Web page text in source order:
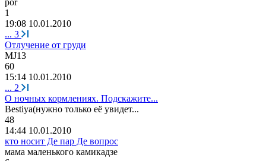
1
19:08 10.01.2010
... 3
Отлучение от груди
MJ13
60
15:14 10.01.2010
... 2
О ночных кормлениях. Подскажите...
Bestiya(нужно только её увидет...
48
14:44 10.01.2010
кто носит Де пар Де вопрос
мама маленького камикадзе